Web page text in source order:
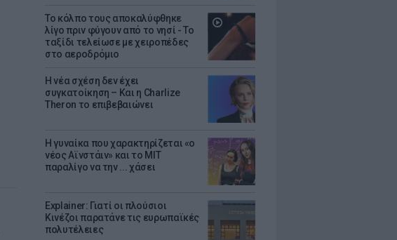
Το κόλπο τους αποκαλύφθηκε
λίγο πριν φύγουν από το νησί - Το
ταξίδι τελείωσε με χειροπέδες
στο αεροδρόμιο
Η νέα σχέση δεν έχει
συγκατοίκηση – Και η Charlize
Theron το επιβεβαιώνει
Η γυναίκα που χαρακτηρίζεται «ο
νέος Αϊνστάιν» και το MIT
παραλίγο να την ... χάσει
Explainer: Γιατί οι πλούσιοι
Κινέζοι παρατάνε τις ευρωπαϊκές
πολυτέλειες